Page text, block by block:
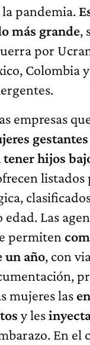
pandemia.
más grande,
por
Colombia
empresas
hijos
listados
edad. Las
permiten
un año, con
mujeres las
y les
En el